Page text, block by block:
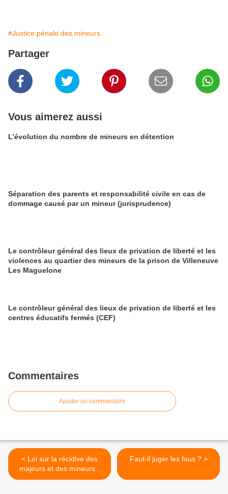
#Justice pénale des mineurs
Partager
Vous aimerez aussi
L’évolution du nombre de mineurs en détention
Séparation des parents et responsabilité civile en cas de
dommage causé par un mineur (jurisprudence)
Le contrôleur général des lieux de privation de liberté et les
violences au quartier des mineurs de la prison de Villeneuve
Les Maguelone
Le contrôleur général des lieux de privation de liberté et les
centres éducatifs fermés (CEF)
Commentaires
Ajouter un commentaire
< Loi sur la récidive des
majeurs et des mineurs -
critique du rapport
Faut-il juger les fous ? >